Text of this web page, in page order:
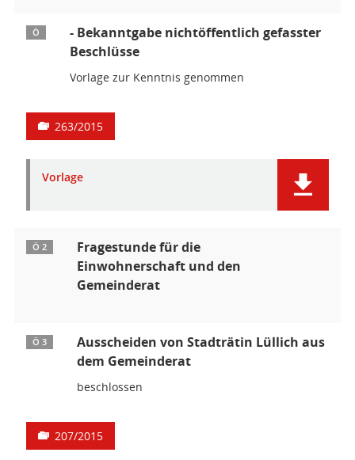
Ö
- Bekanntgabe nichtöffentlich gefasster
Beschlüsse
Vorlage zur Kenntnis genommen
263/2015
Vorlage
Ö 2
Fragestunde für die
Einwohnerschaft und den
Gemeinderat
Ö 3
Ausscheiden von Stadträtin Lüllich aus
dem Gemeinderat
beschlossen
207/2015